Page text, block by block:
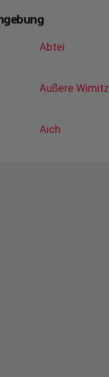
Abtei
Äußere Wimitz
Aich